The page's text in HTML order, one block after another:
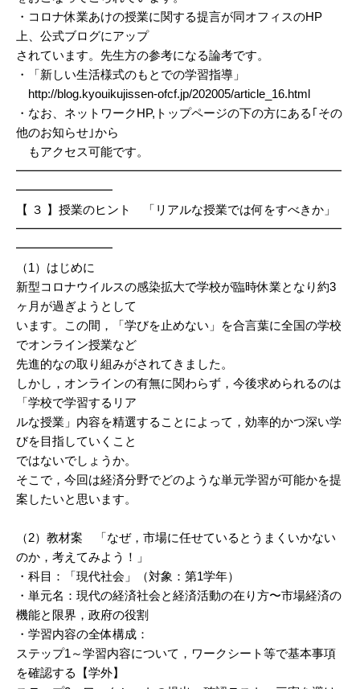
・コロナ休業あけの授業に関する提言が同オフィスのHP
上、公式ブログにアップ
されています。先生方の参考になる論考です。
・「新しい生活様式のもとでの学習指導」
http://blog.kyouikujissen-ofcf.jp/202005/article_16.html
・なお、ネットワークHP,トップページの下の方にある｢その
他のお知らせ｣から
もアクセス可能です。
━━━━━━━━━━━━━━━━━━━━━━━━━━━
━━━━━━━━
【 ３ 】授業のヒント 「リアルな授業では何をすべきか」
━━━━━━━━━━━━━━━━━━━━━━━━━━━
━━━━━━━━
（1）はじめに
新型コロナウイルスの感染拡大で学校が臨時休業となり約3
ヶ月が過ぎようとして
います。この間，「学びを止めない」を合言葉に全国の学校
でオンライン授業など
先進的なの取り組みがされてきました。
しかし，オンラインの有無に関わらず，今後求められるのは
「学校で学習するリア
ルな授業」内容を精選することによって，効率的かつ深い学
びを目指していくこと
ではないでしょうか。
そこで，今回は経済分野でどのような単元学習が可能かを提
案したいと思います。
（2）教材案 「なぜ，市場に任せているとうまくいかない
のか，考えてみよう！」
・科目：「現代社会」（対象：第1学年）
・単元名：現代の経済社会と経済活動の在り方〜市場経済の
機能と限界，政府の役割
・学習内容の全体構成：
ステップ1～学習内容について，ワークシート等で基本事項
を確認する【学外】